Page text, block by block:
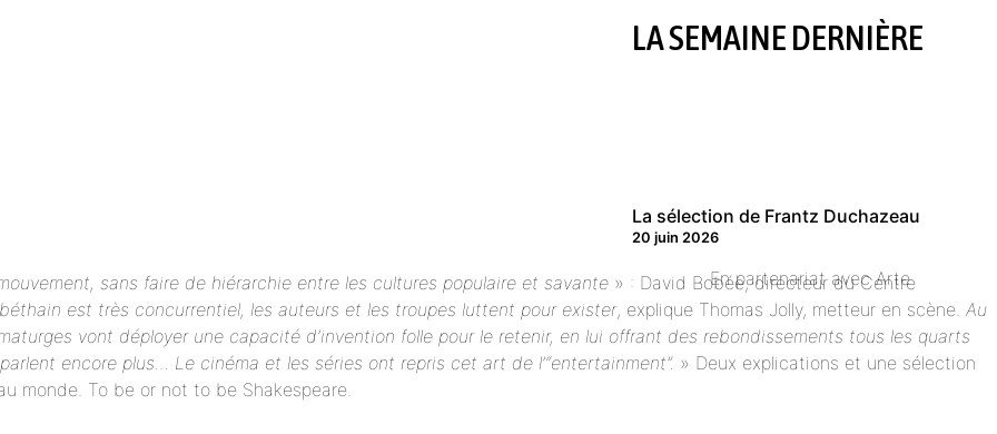
LA SEMAINE DERNIÈRE
La sélection de Frantz Duchazeau
20 juin 2026
En partenariat avec Arte
sans faire de hiérarchie entre les cultures populaire et savante » : David Bobée, directeur du Centre
est très concurrentiel, les auteurs et les troupes luttent pour exister, explique Thomas Jolly, metteur en scène. Au
vont déployer une capacité d’invention folle pour le retenir, en lui offrant des rebondissements tous les quarts
encore plus… Le cinéma et les séries ont repris cet art de l’“entertainment”. » Deux explications et une sélection
monde. To be or not to be Shakespeare.